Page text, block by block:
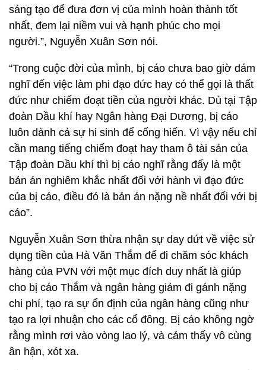
sáng tạo để đưa đơn vị của mình hoàn thành tốt
nhất, đem lại niềm vui và hạnh phúc cho mọi
người.”, Nguyễn Xuân Sơn nói.
“Trong cuộc đời của mình, bị cáo chưa bao giờ dám
nghĩ đến việc làm phi đạo đức hay có thể gọi là thất
đức như chiếm đoạt tiền của người khác. Dù tại Tập
đoàn Dầu khí hay Ngân hàng Đại Dương, bị cáo
luôn dành cả sự hi sinh để cống hiến. Vì vậy nếu chỉ
cần mang tiếng chiếm đoạt hay tham ô tài sản của
Tập đoàn Dầu khí thì bị cáo nghĩ rằng đấy là một
bản án nghiêm khắc nhất đối với hành vi đạo đức
của bị cáo, điều đó là bản án nặng nề nhất đối với bị
cáo”.
Nguyễn Xuân Sơn thừa nhận sự day dứt về việc sử
dụng tiền của Hà Văn Thắm để đi chăm sóc khách
hàng của PVN với một mục đích duy nhất là giúp
cho bị cáo Thắm và ngân hàng giảm đi gánh nặng
chi phí, tạo ra sự ổn định của ngân hàng cũng như
tạo ra lợi nhuận cho các cổ đông. Bị cáo không ngờ
rằng mình rơi vào vòng lao lý, và cảm thấy vô cùng
ân hận, xót xa.